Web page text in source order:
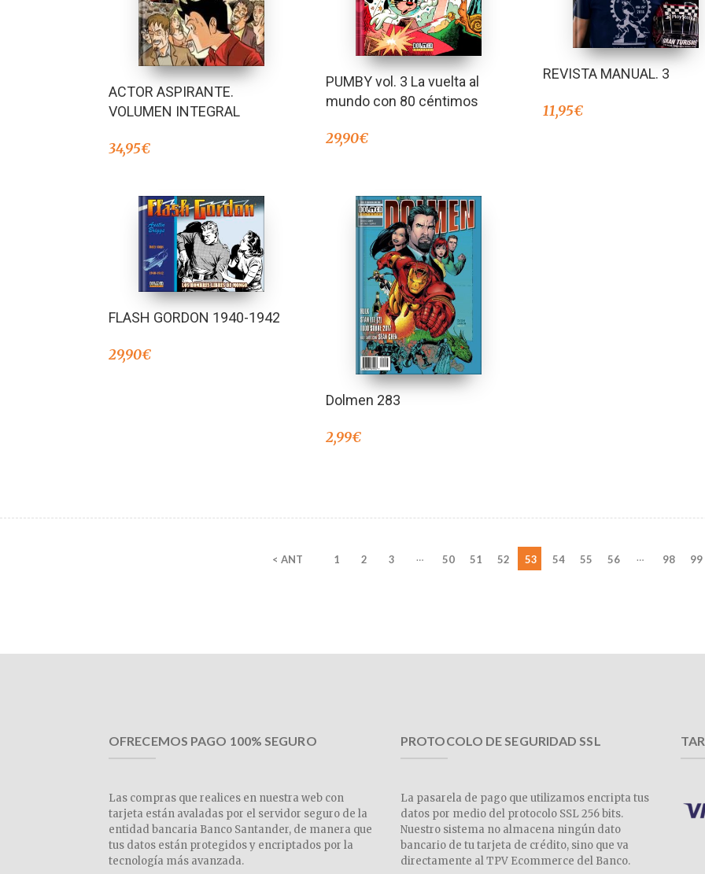
ACTOR ASPIRANTE.
VOLUMEN INTEGRAL
34,95€
PUMBY vol. 3 La vuelta al
mundo con 80 céntimos
29,90€
REVISTA MANUAL. 3
11,95€
FLASH GORDON 1940-1942
29,90€
Dolmen 283
2,99€
< ANT 1 2 3 … 50 51 52 53 54 55 56 … 98 99
OFRECEMOS PAGO 100% SEGURO
Las compras que realices en nuestra web con
tarjeta están avaladas por el servidor seguro de la
entidad bancaria Banco Santander, de manera que
tus datos están protegidos y encriptados por la
tecnología más avanzada.
PROTOCOLO DE SEGURIDAD SSL
La pasarela de pago que utilizamos encripta tus
datos por medio del protocolo SSL 256 bits.
Nuestro sistema no almacena ningún dato
bancario de tu tarjeta de crédito, sino que va
directamente al TPV Ecommerce del Banco.